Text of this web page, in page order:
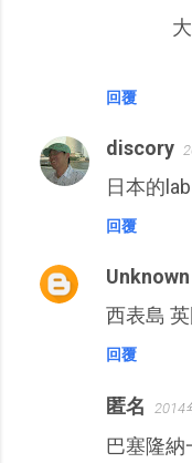
回覆
discory
日本的
回覆
Unknown
西表島
回覆
匿名 2014
巴塞隆納